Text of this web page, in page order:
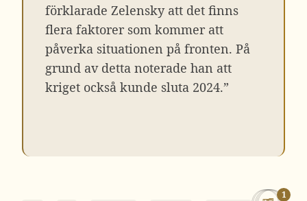
förklarade Zelensky att det finns
flera faktorer som kommer att
påverka situationen på fronten. På
grund av detta noterade han att
kriget också kunde sluta 2024.”
1